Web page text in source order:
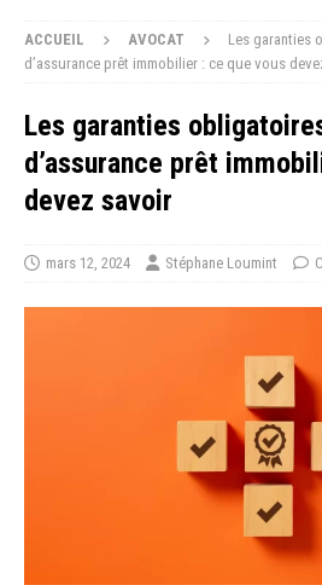
ACCUEIL AVOCAT
Les garanties
d’assurance prêt immobilier : ce que vous
Les garanties
d’assurance prêt
devez savoir
mars 12, 2024 Stéphane Loumint